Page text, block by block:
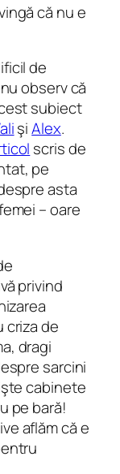
că nu e
de
observ că
subiect
şiAlex.
scris de
pe
asta
– oare
privind
criza de
dragi
sarcini
cabinete
pe bară!
aflăm că e